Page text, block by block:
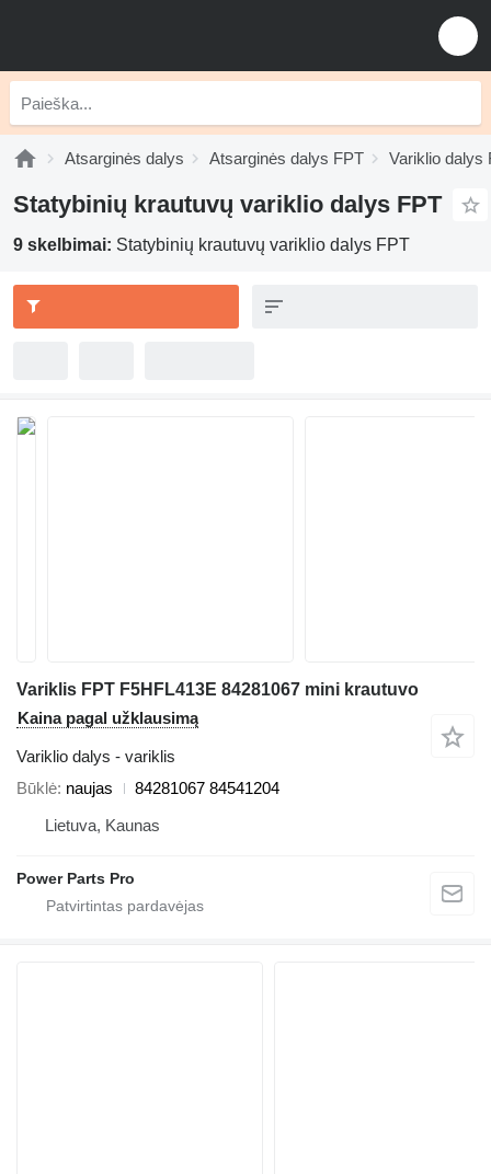
Atsarginės dalys Atsarginės dalys FPT Variklio dalys
Statybinių krautuvų variklio dalys FPT
9 skelbimai: Statybinių krautuvų variklio dalys FPT
Variklis FPT F5HFL413E 84281067 mini krautuvo
Kaina pagal užklausimą
Variklio dalys - variklis
Būklė naujas
84281067 84541204
Lietuva, Kaunas
Power Parts Pro